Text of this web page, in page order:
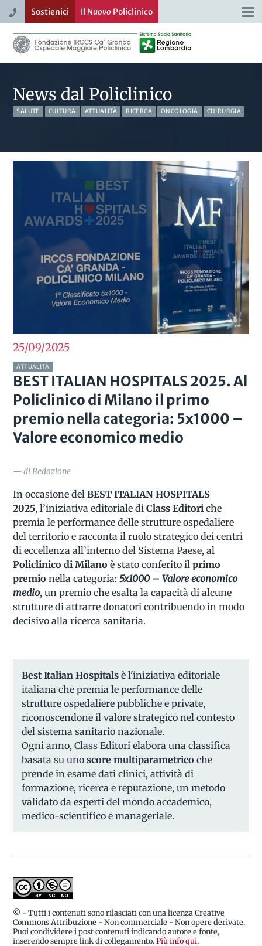
Sostienici Il NuovoPoliclinico
News dal Policlinico
SALUTE CULTURA ATTUALITÀ RICERCA ONCOLOGIA CHIRURGIA
25/092025
ATTUALITÀ
BEST ITALIAN HOSPITALS 2025. Al
Policlinico di Milano il primo
premio nella categoria: 5x1000 –
Valore economico medio
— di Redazione
In occasione delBEST ITALIAN HOSPITALS
2025, l’iniziativa editoriale diClass Editoriche
premia le performance delle strutture ospedaliere
del territorio e racconta il ruolo strategico dei centri
di eccellenza all’interno del Sistema Paese, al
Policlinico di Milano è stato conferito ilprimo
premionella categoria:5x1000 – Valore economico
medio, un premio che esalta la capacità di alcune
strutture di attrarre donatori contribuendo in modo
decisivo alla ricerca sanitaria.
Best Italian Hospitalsè l'iniziativa editoriale
italiana che premia le performance delle
strutture ospedaliere pubbliche e private,
riconoscendone il valore strategico nel contesto
del sistema sanitario nazionale.
Ogni anno, Class Editori elabora una classifica
basata su unoscore multiparametrico che
prende in esame dati clinici, attività di
formazione, ricerca e reputazione, un metodo
validato da esperti del mondo accademico,
medico-scientifico e manageriale.
© - Tutti i contenuti sono rilasciati con una licenza Creative
Commons Attribuzione - Non commerciale - Non opere derivate.
Puoi condividere i post contenuti indicando autore e fonte,
inserendo sempre link di collegamento.Più info qui.